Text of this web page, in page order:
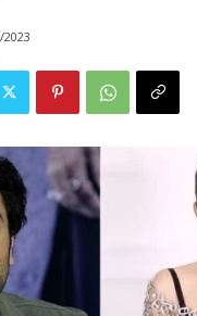
2023